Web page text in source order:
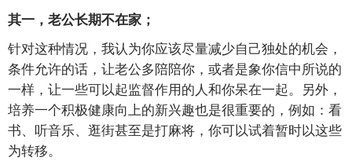
其一，老公长期不在家；
针对这种情况，我认为你应该尽量减少自己独处的机会，
条件允许的话，让老公多陪陪你，或者是象你信中所说的
一样，让一些可以起监督作用的人和你呆在一起。另外，
培养一个积极健康向上的新兴趣也是很重要的，例如：看
书、听音乐、逛街甚至是打麻将，你可以试着暂时以这些
为转移。